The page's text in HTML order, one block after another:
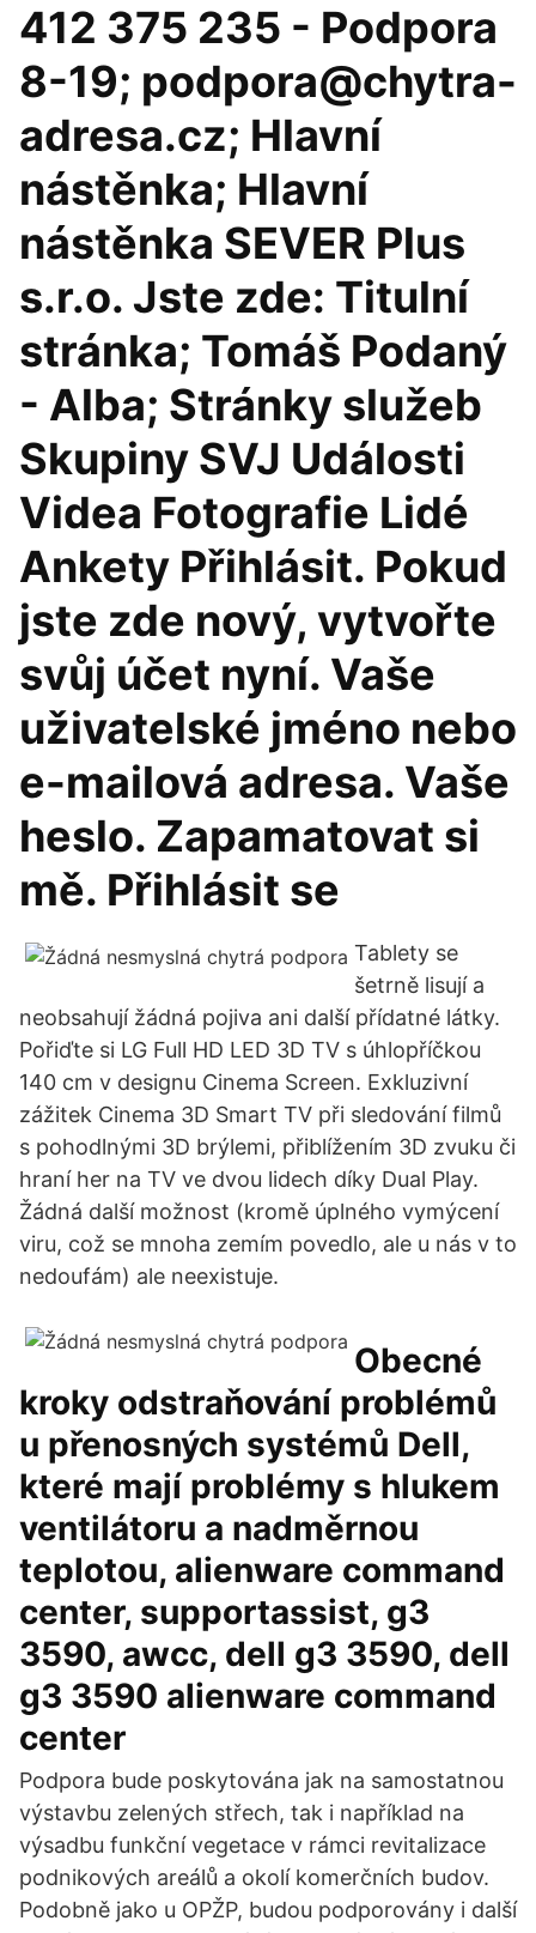
412 375 235 - Podpora
8-19; podpora@chytra-
adresa.cz; Hlavní
nástěnka; Hlavní
nástěnka SEVER Plus
s.r.o. Jste zde: Titulní
stránka; Tomáš Podaný
- Alba; Stránky služeb
Skupiny SVJ Události
Videa Fotografie Lidé
Ankety Přihlásit. Pokud
jste zde nový, vytvořte
svůj účet nyní. Vaše
uživatelské jméno nebo
e-mailová adresa. Vaše
heslo. Zapamatovat si
mě. Přihlásit se
Tablety se
šetrně lisují a
neobsahují žádná pojiva ani další přídatné látky.
Pořiďte si LG Full HD LED 3D TV s úhlopříčkou
140 cm v designu Cinema Screen. Exkluzivní
zážitek Cinema 3D Smart TV při sledování filmů
s pohodlnými 3D brýlemi, přiblížením 3D zvuku či
hraní her na TV ve dvou lidech díky Dual Play.
Žádná další možnost (kromě úplného vymýcení
viru, což se mnoha zemím povedlo, ale u nás v to
nedoufám) ale neexistuje.
Obecné
kroky odstraňování problémů
u přenosných systémů Dell,
které mají problémy s hlukem
ventilátoru a nadměrnou
teplotou, alienware command
center, supportassist, g3
3590, awcc, dell g3 3590, dell
g3 3590 alienware command
center
Podpora bude poskytována jak na samostatnou
výstavbu zelených střech, tak i například na
výsadbu funkční vegetace v rámci revitalizace
podnikových areálů a okolí komerčních budov.
Podobně jako u OPŽP, budou podporovány i další